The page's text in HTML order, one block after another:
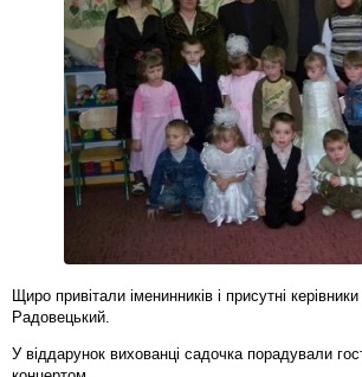
Щиро привітали іменинників і присутні
Радовецький.
У віддарунок вихованці садочка порадували